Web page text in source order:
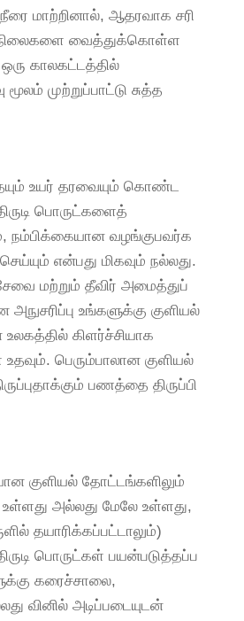
மாற்றினால், ஆதரவாக சரி
வைத்துக்கொள்ள
காலகட்டத்தில்
மூலம் முற்றுப்பாட்டு சுத்த
உயர் தரவையும் கொண்ட
பொருட்களைத்
நம்பிக்கையான வழங்குபவர்க
செய்யும் என்பது மிகவும் நல்லது.
மற்றும் தீவிர் அமைத்துப்
அநுசரிப்பு உங்களுக்கு குளியல்
உலகத்தில் கிளர்ச்சியாக
பெரும்பாலான குளியல்
பணத்தை திருப்பி
குளியல் தோட்டங்களிலும்
உள்ளது அல்லது மேலே உள்ளது,
தயாரிக்கப்பட்டாலும்)
பொருட்கள் பயன்படுத்தப்ப
கரைச்சாலை,
வினில் அடிப்படையுடன்